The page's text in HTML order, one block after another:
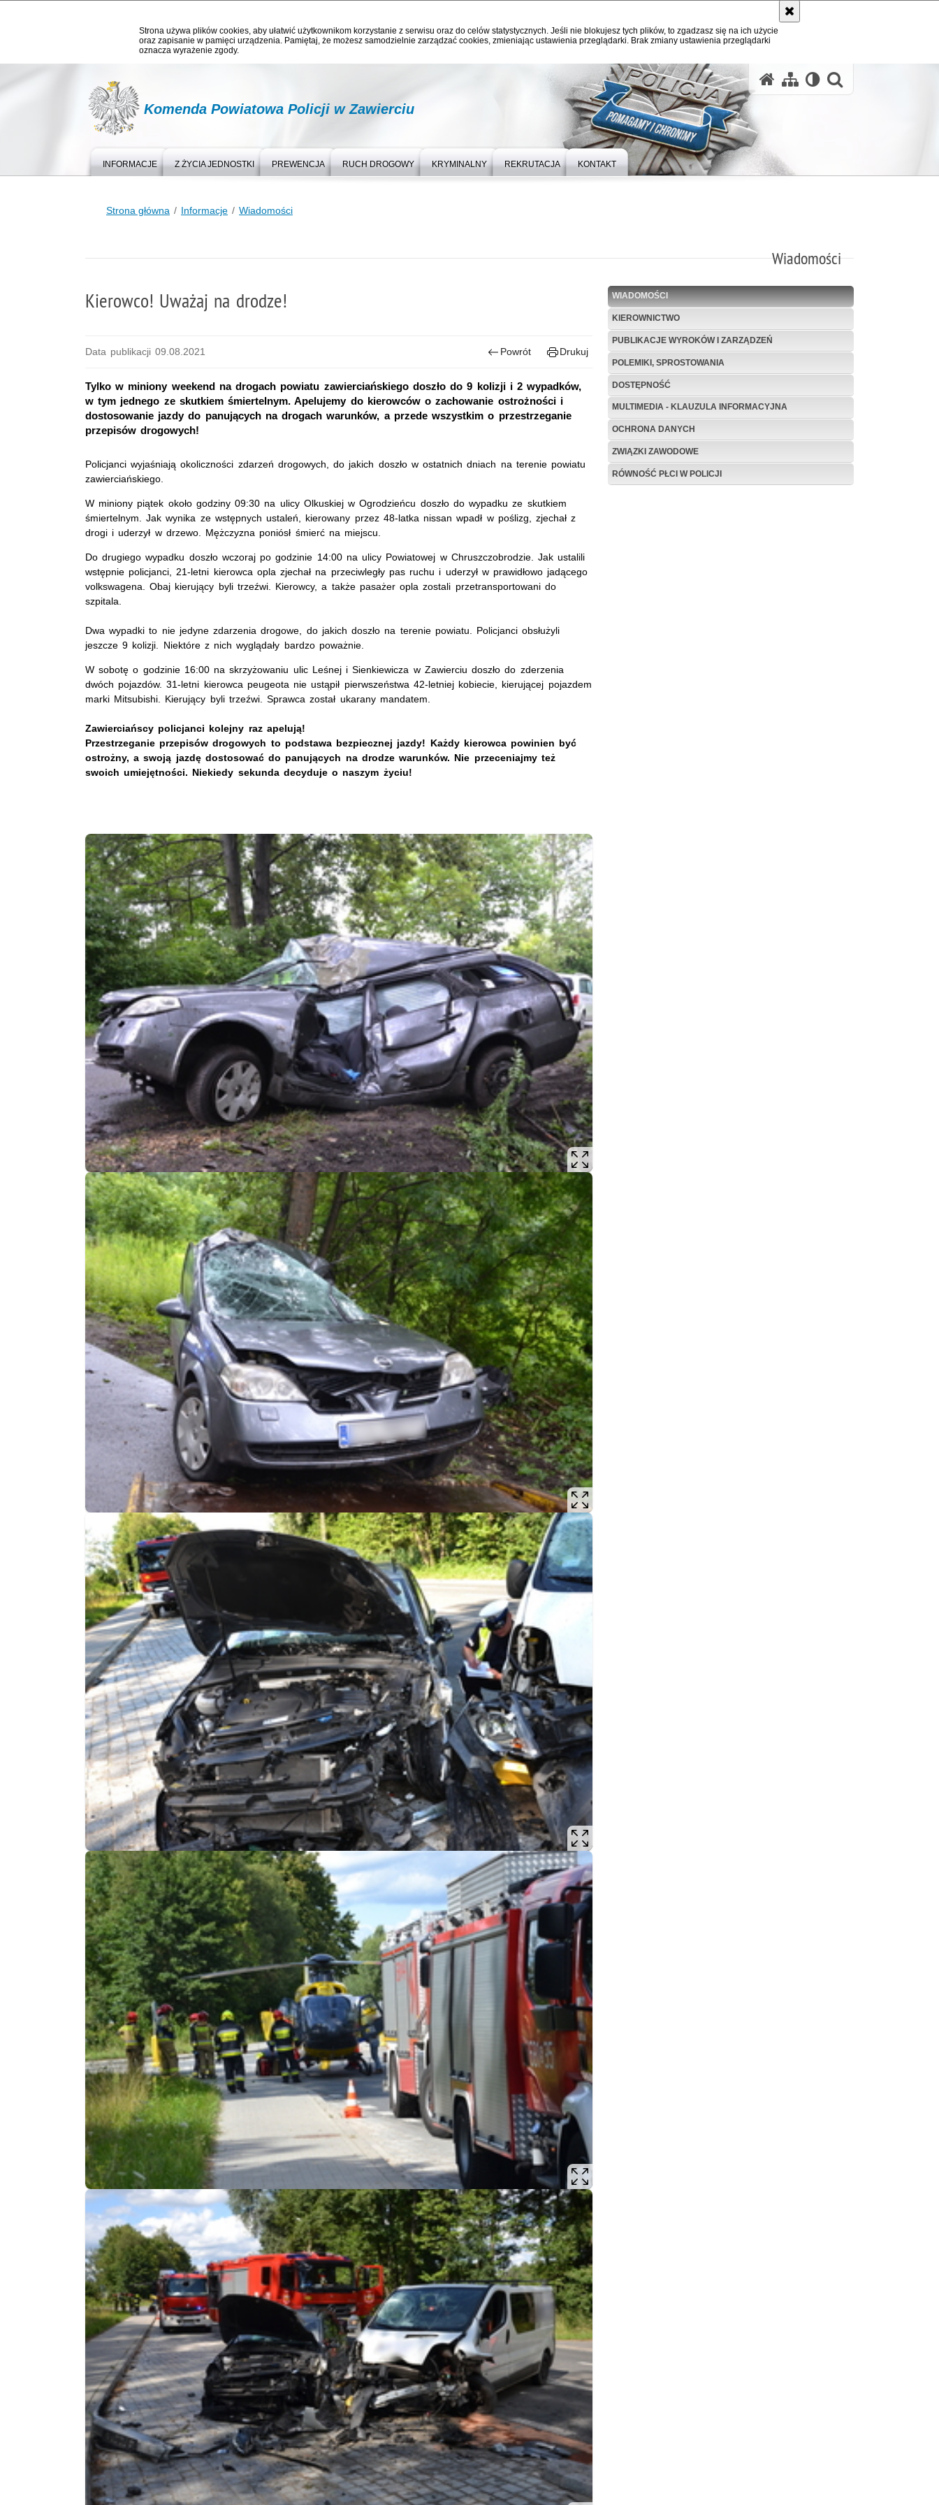
Strona używa plików cookies, aby ułatwić użytkownikom korzystanie z serwisu oraz do celów statystycznych. Jeśli nie blokujesz tych plików, to zgadzasz się na ich użycie
oraz zapisanie w pamięci urządzenia. Pamiętaj, że możesz samodzielnie zarządzać cookies, zmieniając ustawienia przeglądarki. Brak zmiany ustawienia przeglądarki
oznacza wyrażenie zgody.
Komenda Powiatowa Policji w Zawierciu
INFORMACJE Z ŻYCIA JEDNOSTKI PREWENCJA RUCH DROGOWY KRYMINALNY REKRUTACJA KONTAKT
Strona główna Informacje Wiadomości
Wiadomości
Kierowco! Uważaj na drodze!
Data publikacji 09.08.2021 Powrót Drukuj
Tylko w miniony weekend na drogach powiatu zawierciańskiego doszło do 9 kolizji i 2 wypadków,
w tym jednego ze skutkiem śmiertelnym. Apelujemy do kierowców o zachowanie ostrożności i
dostosowanie jazdy do panujących na drogach warunków, a przede wszystkim o przestrzeganie
przepisów drogowych!
Policjanci wyjaśniają okoliczności zdarzeń drogowych, do jakich doszło w ostatnich dniach na terenie powiatu
zawierciańskiego.
W miniony piątek około godziny 09:30 na ulicy Olkuskiej w Ogrodzieńcu doszło do wypadku ze skutkiem
śmiertelnym. Jak wynika ze wstępnych ustaleń, kierowany przez 48-latka nissan wpadł w poślizg, zjechał z
drogi i uderzył w drzewo. Mężczyzna poniósł śmierć na miejscu.
Do drugiego wypadku doszło wczoraj po godzinie 14:00 na ulicy Powiatowej w Chruszczobrodzie. Jak ustalili
wstępnie policjanci, 21-letni kierowca opla zjechał na przeciwległy pas ruchu i uderzył w prawidłowo jadącego
volkswagena. Obaj kierujący byli trzeźwi. Kierowcy, a także pasażer opla zostali przetransportowani do
szpitala.
Dwa wypadki to nie jedyne zdarzenia drogowe, do jakich doszło na terenie powiatu. Policjanci obsłużyli
jeszcze 9 kolizji. Niektóre z nich wyglądały bardzo poważnie.
W sobotę o godzinie 16:00 na skrzyżowaniu ulic Leśnej i Sienkiewicza w Zawierciu doszło do zderzenia
dwóch pojazdów. 31-letni kierowca peugeota nie ustąpił pierwszeństwa 42-letniej kobiecie, kierującej pojazdem
marki Mitsubishi. Kierujący byli trzeźwi. Sprawca został ukarany mandatem.
Zawierciańscy policjanci kolejny raz apelują!
Przestrzeganie przepisów drogowych to podstawa bezpiecznej jazdy! Każdy kierowca powinien być
ostrożny, a swoją jazdę dostosować do panujących na drodze warunków. Nie przeceniajmy też
swoich umiejętności. Niekiedy sekunda decyduje o naszym życiu!
WIADOMOŚCI
KIEROWNICTWO
PUBLIKACJE WYROKÓW I ZARZĄDZEŃ
POLEMIKI, SPROSTOWANIA
DOSTĘPNOŚĆ
MULTIMEDIA - KLAUZULA INFORMACYJNA
OCHRONA DANYCH
ZWIĄZKI ZAWODOWE
RÓWNOŚĆ PŁCI W POLICJI